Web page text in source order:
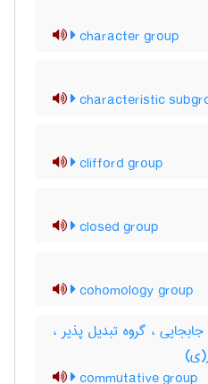
character group
characteristic
clifford group
closed group
cohomology group
، گروه تبدیل پذیر ،
commutative group